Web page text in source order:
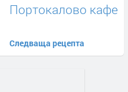
Портокалово кафе
Следваща рецепта